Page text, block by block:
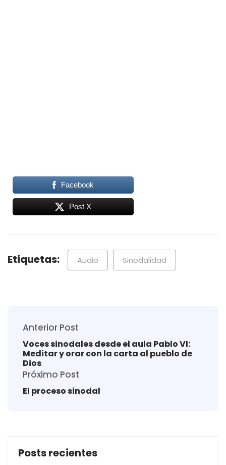
Facebook
Post X
Etiquetas: Audio Sinodalidad
Anterior Post
Voces sinodales desde el aula Pablo VI:
Meditar y orar con la carta al pueblo de
Dios
Próximo Post
El proceso sinodal
Posts recientes